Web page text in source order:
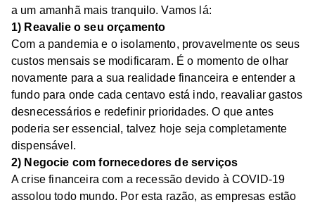
a um amanhã mais tranquilo. Vamos lá:
1) Reavalie o seu orçamento
Com a pandemia e o isolamento, provavelmente os seus
custos mensais se modificaram. É o momento de olhar
novamente para a sua realidade financeira e entender a
fundo para onde cada centavo está indo, reavaliar gastos
desnecessários e redefinir prioridades. O que antes
poderia ser essencial, talvez hoje seja completamente
dispensável.
2) Negocie com fornecedores de serviços
A crise financeira com a recessão devido à COVID-19
assolou todo mundo. Por esta razão, as empresas estão